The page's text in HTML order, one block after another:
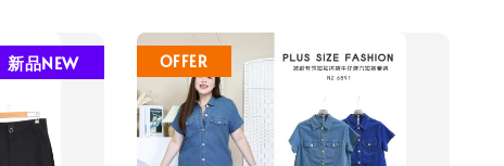
新品NEW OFFER